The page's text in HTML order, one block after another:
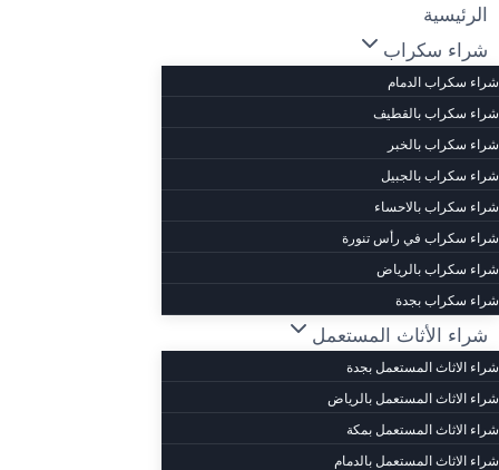
التجاوز
إلى
المحتوى
الرئيسية
شراء سكراب
شراء سكراب الدمام
شراء سكراب بالقطيف
شراء سكراب بالخبر
شراء سكراب بالجبيل
شراء سكراب بالاحساء
شراء سكراب في رأس تنورة
شراء سكراب بالرياض
شراء سكراب بجدة
شراء الأثاث المستعمل
شراء الاثاث المستعمل بجدة
شراء الاثاث المستعمل بالرياض
شراء الاثاث المستعمل بمكة
شراء الاثاث المستعمل بالدمام